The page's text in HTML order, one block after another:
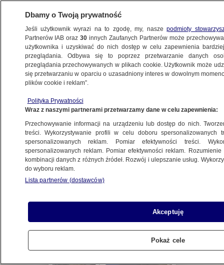
ŚWIAT
"Udawaj, że jesteś moją mamą, ta pani
mnie śledzi"
16.11.2022, 13:38
Udostępnij
Dbamy o Twoją prywatność
Jeśli użytkownik wyrazi na to zgodę, my, naszepodmioty
Partnerów IAB oraz30 innych Zaufanych Partnerów może
użytkownika i uzyskiwać do nich dostęp w celu zapewnienia
przeglądania. Odbywa się to poprzez przetwarzanie danych
przeglądania przechowywanych w plikach cookie. Użytkownik może
się przetwarzaniu w oparciu o uzasadniony interes w dowolnym
plików cookie i reklam”.
Polityka Prywatności
Wraz z naszymi partnerami przetwarzamy dane w celu zapewnienia:
Przechowywanie informacji na urządzeniu lub dostęp do nich.
treści. Wykorzystywanie profili w celu doboru spersonalizowanych
spersonalizowanych reklam. Pomiar efektywności treści.
spersonalizowanych reklam. Pomiar efektywności reklam.
kombinacji danych z różnych źródeł. Rozwój i ulepszanie usług.
do wyboru reklam.
Lista partnerów (dostawców)
Akceptuję
Pokaż cele